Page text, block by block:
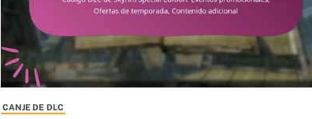
CANJE DE DLC